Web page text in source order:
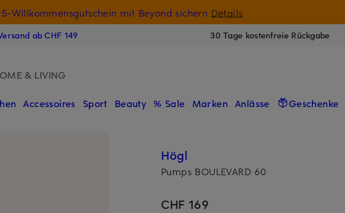
Willkommensgutschein mit Beyond sichern Details
ab CHF 149 30 Tage kostenfreie Rückgabe
& LIVING
Accessoires Sport Beauty % Sale Marken Anlässe Geschenke
Högl
Pumps BOULEVARD 60
CHF 169